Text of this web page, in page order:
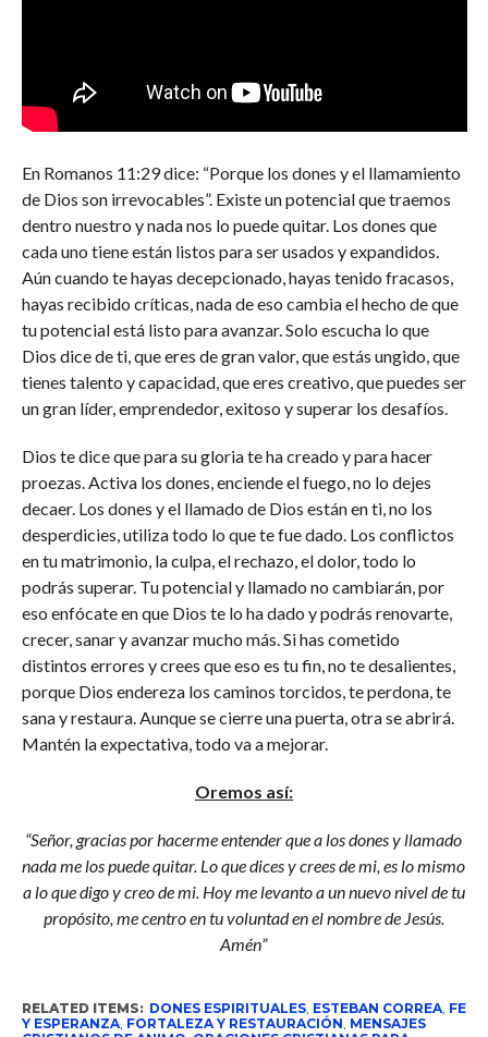
En Romanos 11:29 dice: “Porque los dones y el llamamiento
de Dios son irrevocables”. Existe un potencial que traemos
dentro nuestro y nada nos lo puede quitar. Los dones que
cada uno tiene están listos para ser usados y expandidos.
Aún cuando te hayas decepcionado, hayas tenido fracasos,
hayas recibido críticas, nada de eso cambia el hecho de que
tu potencial está listo para avanzar. Solo escucha lo que
Dios dice de ti, que eres de gran valor, que estás ungido, que
tienes talento y capacidad, que eres creativo, que puedes ser
un gran líder, emprendedor, exitoso y superar los desafíos.
Dios te dice que para su gloria te ha creado y para hacer
proezas. Activa los dones, enciende el fuego, no lo dejes
decaer. Los dones y el llamado de Dios están en ti, no los
desperdicies, utiliza todo lo que te fue dado. Los conflictos
en tu matrimonio, la culpa, el rechazo, el dolor, todo lo
podrás superar. Tu potencial y llamado no cambiarán, por
eso enfócate en que Dios te lo ha dado y podrás renovarte,
crecer, sanar y avanzar mucho más. Si has cometido
distintos errores y crees que eso es tu fin, no te desalientes,
porque Dios endereza los caminos torcidos, te perdona, te
sana y restaura. Aunque se cierre una puerta, otra se abrirá.
Mantén la expectativa, todo va a mejorar.
Oremos así:
“Señor, gracias por hacerme entender que a los dones y llamado
nada me los puede quitar. Lo que dices y crees de mi, es lo mismo
a lo que digo y creo de mi. Hoy me levanto a un nuevo nivel de tu
propósito, me centro en tu voluntad en el nombre de Jesús.
Amén”
RELATED ITEMS: DONES ESPIRITUALES, ESTEBAN CORREA, FE
Y ESPERANZA, FORTALEZA Y RESTAURACIÓN, MENSAJES